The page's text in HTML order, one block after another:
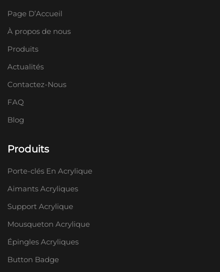
Page D’Accueil
À propos de nous
Produits
Actualités
Contactez-Nous
FAQ
Blog
Produits
Porte-clés En Acrylique
Aimants Acryliques
Support Acrylique
Mousqueton Acrylique
Épingles Acryliques
Button Badge